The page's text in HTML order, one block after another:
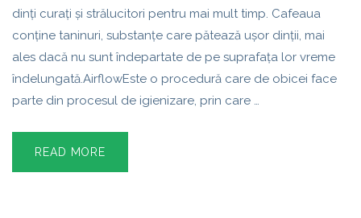
dinți curați și strălucitori pentru mai mult timp. Cafeaua
conține taninuri, substanțe care pătează ușor dinții, mai
ales dacă nu sunt îndepartate de pe suprafața lor vreme
îndelungată.AirflowEste o procedură care de obicei face
parte din procesul de igienizare, prin care …
READ MORE